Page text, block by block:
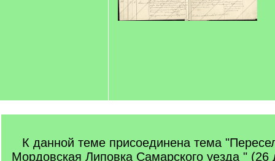
К данной теме присоединена тема
Мордовская Липовка Самарского уезда " (26